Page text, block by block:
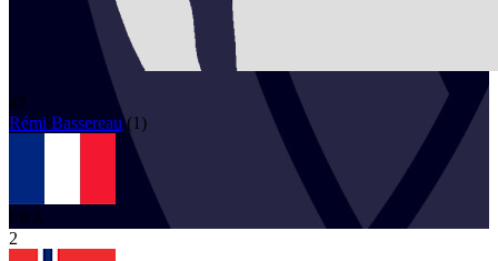
47
Rémi Bassereau (1 )
FRA
2